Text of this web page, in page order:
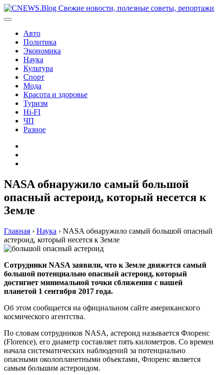
Перейти
к
Авто
Политика
Экономика
Наука
Культура
Спорт
Мода
Красота и здоровье
Туризм
Hi-FI
ЧП
Разное
NASA обнаружило самый большой
опасный астероид, который несется к
Земле
Главная › Наука › NASA обнаружило самый большой опасный
астероид, который несется к Земле
Сотрудники NASA заявили, что к Земле движется самый
большой потенциально опасный астероид, который
достигнет минимальной точки сближения с нашей
планетой 1 сентября 2017 года.
Об этом сообщается на официальном сайте американского
космического агентства.
По словам сотрудников NASA, астероид называется Флоренс
(Florence), его диаметр составляет пять километров. Со времен
начала систематических наблюдений за потенциально
опасными околопланетными объектами, Флоренс является
самым большим астероидом.